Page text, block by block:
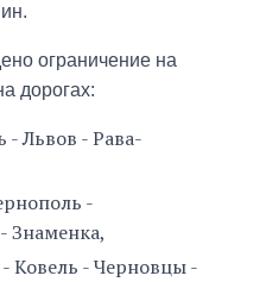
ограничение на
дорогах:
Львов - Рава-
-
Знаменка,
Ковель - Черновцы -